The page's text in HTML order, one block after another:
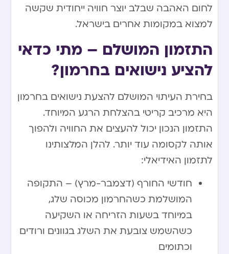
לחום האהבה שבלב יוצר חוויה ייחודית שקשה
למצוא במקומות אחרים בישראל.
התזמון המושלם – מתי כדאי
להציע נישואים בחרמון?
בחירת העיתוי המושלם להצעת נישואים בחרמון
היא מרכיב קריטי בהצלחת הרגע המיוחד.
התזמון הנכון יכול להעצים את החוויה ולהפוך
אותה לקסומה עוד יותר. להלן המלצותינו
לתזמון האידיאלי:
חודשי החורף (דצמבר-מרץ) – התקופה
המושלמת כשהחרמון מכוסה שלג,
במיוחד בשעות הזריחה או השקיעה
כשהשמש צובעת את השלג בגוונים ורודים
וכתומים